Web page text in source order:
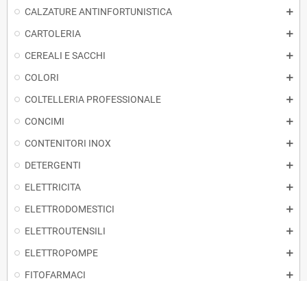
CALZATURE ANTINFORTUNISTICA
CARTOLERIA
CEREALI E SACCHI
COLORI
COLTELLERIA PROFESSIONALE
CONCIMI
CONTENITORI INOX
DETERGENTI
ELETTRICITA
ELETTRODOMESTICI
ELETTROUTENSILI
ELETTROPOMPE
FITOFARMACI